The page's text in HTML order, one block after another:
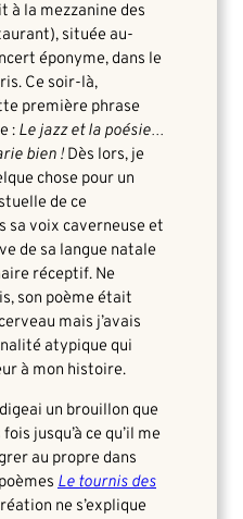
à la mezzanine des
située au-
éponyme, dans le
Ce soir-là,
première phrase
: Le jazz et la poésie…
bien ! Dès lors, je
chose pour un
de ce
sa voix caverneuse et
de sa langue natale
réceptif. Ne
son poème était
mais j’avais
atypique qui
à mon histoire.
un brouillon que
jusqu’à ce qu’il me
au propre dans
Le tournis des
ne s’explique